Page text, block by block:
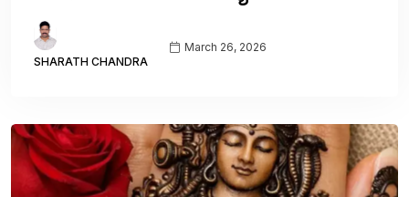
SHARATH CHANDRA
March 26, 2026